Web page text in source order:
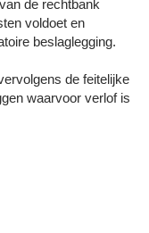
de rechtbank
voldoet en
beslaglegging.
de feitelijke
waarvoor verlof is